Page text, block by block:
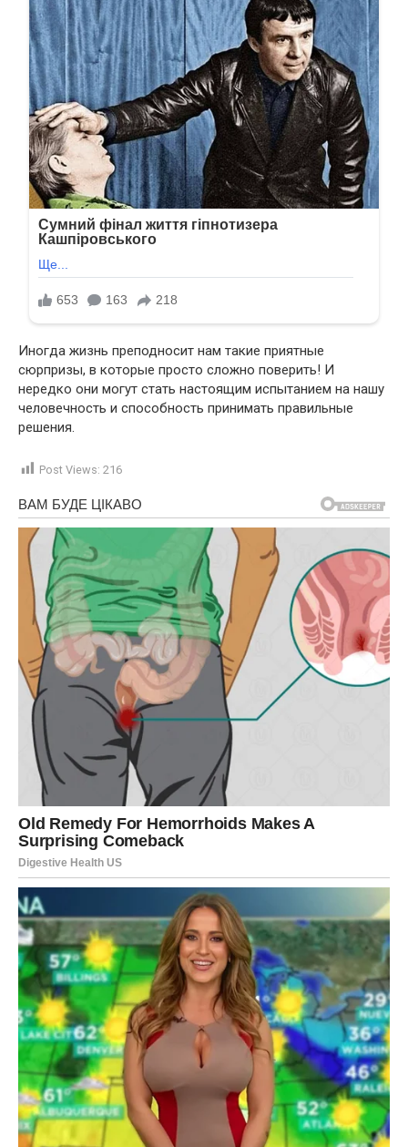
Иногда жизнь преподносит нам такие приятные
сюрпризы, в которые просто сложно поверить! И
нередко они могут стать настоящим испытанием на нашу
человечность и способность принимать правильные
решения.
Post Views: 216